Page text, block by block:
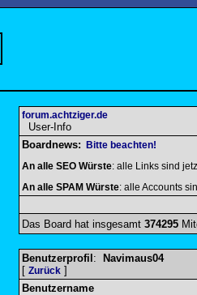
forum.achtziger.de
User-Info
Boardnews:
Bitte beachten!
An alle SEO Würste: alle Links sind
An alle SPAM Würste: alle Accounts
Das Board hat insgesamt 374295
Benutzerprofil :
Navimaus04
[ Zurück ]
Benutzername